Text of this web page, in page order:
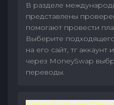
В разделе
представлены
помогают провести
Выберите
на его сайт, тг аккаунт
через MoneySwap
переводы.